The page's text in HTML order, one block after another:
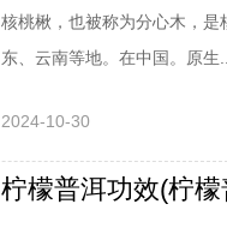
核桃楸，也被称为分心木，
东、云南等地。在中国。原生
2024-10-30
柠檬普洱功效(柠